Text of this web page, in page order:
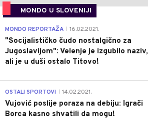
MONDO U SLOVENIJI
MONDO REPORTAŽA 16.02.2021.
"Socijalističko čudo nostalgično za
Jugoslavijom": Velenje je izgubilo naziv,
ali je u duši ostalo Titovo!
OSTALI SPORTOVI 14.02.2021.
Vujović poslije poraza na debiju: Igrači
Borca kasno shvatili da mogu!